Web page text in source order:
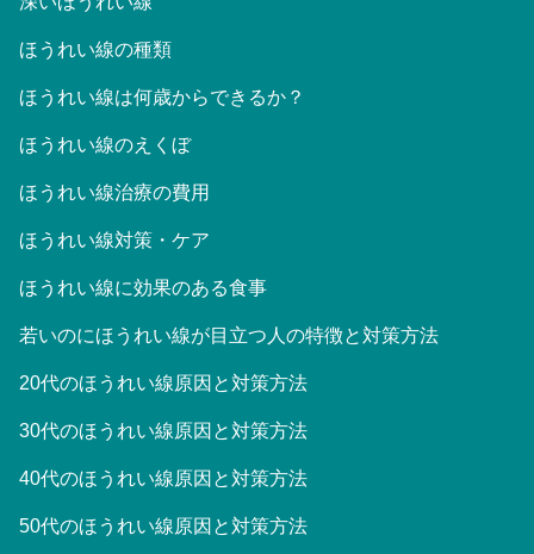
ほうれい線の種類
ほうれい線は何歳からできるか？
ほうれい線のえくぼ
ほうれい線治療の費用
ほうれい線対策・ケア
ほうれい線に効果のある食事
若いのにほうれい線が目立つ人の特徴と対策方法
20代のほうれい線原因と対策方法
30代のほうれい線原因と対策方法
40代のほうれい線原因と対策方法
50代のほうれい線原因と対策方法